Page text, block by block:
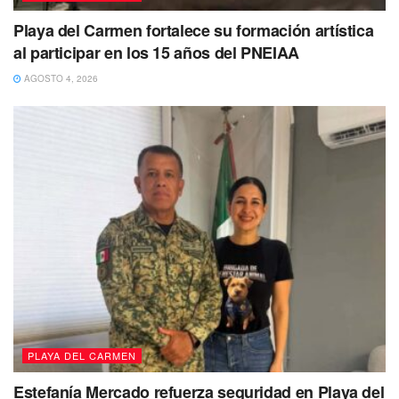
Playa del Carmen fortalece su formación artística
al participar en los 15 años del PNEIAA
AGOSTO 4, 2026
PLAYA DEL CARMEN
Estefanía Mercado refuerza seguridad en Playa del